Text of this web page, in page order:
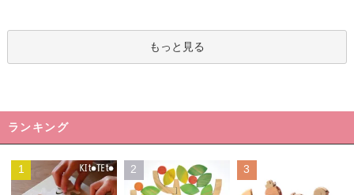
もっと見る
ランキング
1 2 3